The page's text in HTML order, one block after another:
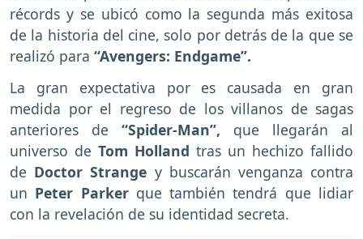
récords y se ubicó como la segunda más exitosa
de la historia del cine, solo por detrás de la que se
realizó para “Avengers: Endgame”.
La gran expectativa por es causada en gran
medida por el regreso de los villanos de sagas
anteriores de “Spider-Man”, que llegarán al
universo de Tom Holland tras un hechizo fallido
de Doctor Strange y buscarán venganza contra
un Peter Parkerque también tendrá que lidiar
con la revelación de su identidad secreta.